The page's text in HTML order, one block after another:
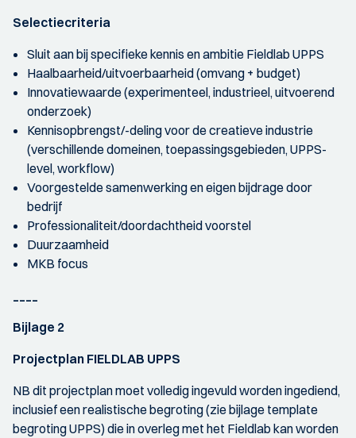
Selectiecriteria
Sluit aan bij specifieke kennis en ambitie Fieldlab UPPS
Haalbaarheid/uitvoerbaarheid (omvang + budget)
Innovatiewaarde (experimenteel, industrieel, uitvoerend
onderzoek)
Kennisopbrengst/-deling voor de creatieve industrie
(verschillende domeinen, toepassingsgebieden, UPPS-
level, workflow)
Voorgestelde samenwerking en eigen bijdrage door
bedrijf
Professionaliteit/doordachtheid voorstel
Duurzaamheid
MKB focus
Bijlage 2
Projectplan FIELDLAB UPPS
NB dit projectplan moet volledig ingevuld worden ingediend,
inclusief een realistische begroting (zie bijlage template
begroting UPPS) die in overleg met het Fieldlab kan worden